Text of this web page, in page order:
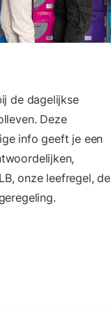
de dagelijkse
Deze
info geeft je een
onze leefregel, de